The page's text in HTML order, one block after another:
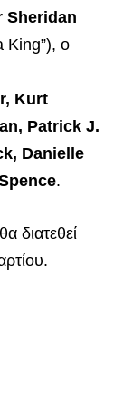
Sheridan
King”), ο
Kurt
Patrick J.
Danielle
.
θα διατεθεί